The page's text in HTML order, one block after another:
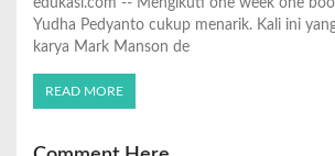
Yudha Pedyanto cukup menarik. Kali ini
karya Mark Manson de
READ MORE